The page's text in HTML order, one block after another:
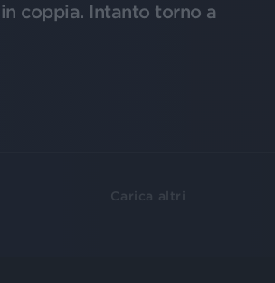
coppia. Intanto torno a
Carica altri